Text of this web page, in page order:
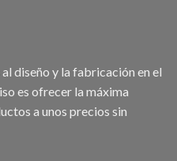
diseño y la fabricación en el
es ofrecer la máxima
a unos precios sin